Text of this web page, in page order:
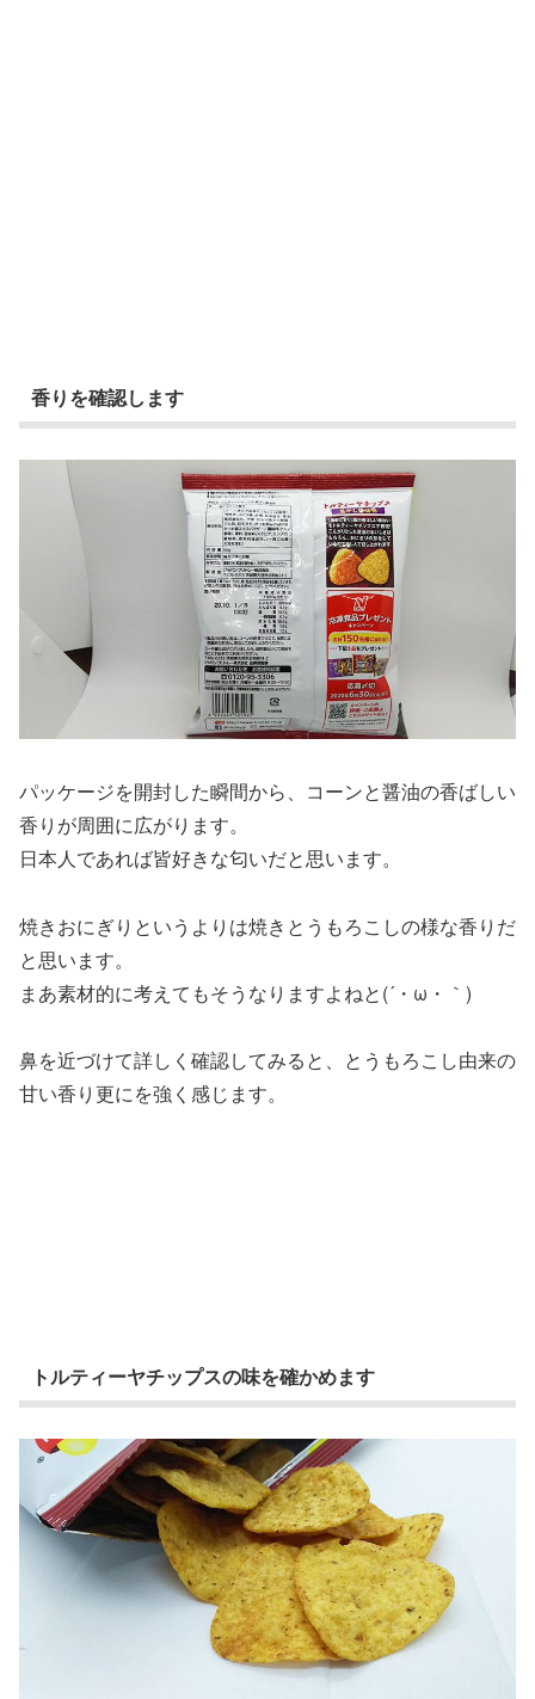
香りを確認します
パッケージを開封した瞬間から、コーンと醤油の香ばしい
香りが周囲に広がります。
日本人であれば皆好きな匂いだと思います。
焼きおにぎりというよりは焼きとうもろこしの様な香りだ
と思います。
まあ素材的に考えてもそうなりますよねと(´・ω・｀)
鼻を近づけて詳しく確認してみると、とうもろこし由来の
甘い香り更にを強く感じます。
トルティーヤチップスの味を確かめます